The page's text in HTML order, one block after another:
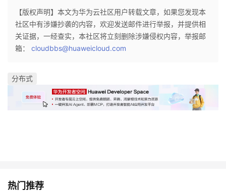
【版权声明】本文为华为云社区用户转载文章，如果您发现本
社区中有涉嫌抄袭的内容，欢迎发送邮件进行举报，并提供相
关证据，一经查实，本社区将立刻删除涉嫌侵权内容，举报邮
箱： cloudbbs@huaweicloud.com
分布式
热门推荐